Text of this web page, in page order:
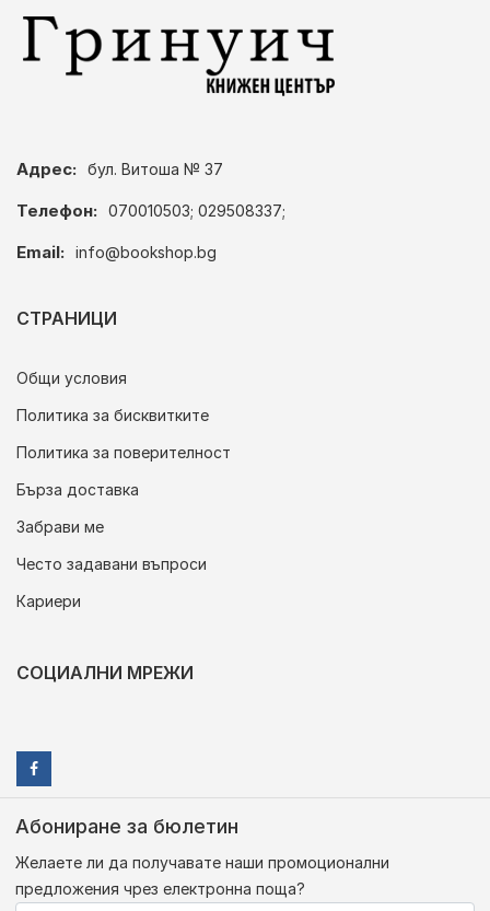
Адрес: бул. Витоша № 37
Телефон: 070010503; 029508337;
Email: info@bookshop.bg
СТРАНИЦИ
Общи условия
Политика за бисквитките
Политика за поверителност
Бърза доставка
Забрави ме
Често задавани въпроси
Кариери
СОЦИАЛНИ МРЕЖИ
Абониране за бюлетин
Желаете ли да получавате наши промоционални
предложения чрез електронна поща?